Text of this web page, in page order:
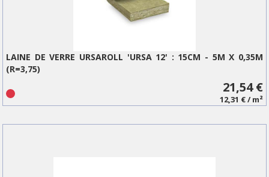
LAINE DE VERRE URSAROLL 'URSA 12' : 15CM - 5M X 0,35M
(R=3,75)
21,54 €
12,31 € / m²